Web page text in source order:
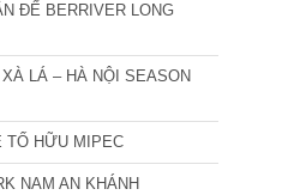
ĐẾ BERRIVER LONG
LÁ – HÀ NỘI SEASON
TỐ HỮU MIPEC
NAM AN KHÁNH